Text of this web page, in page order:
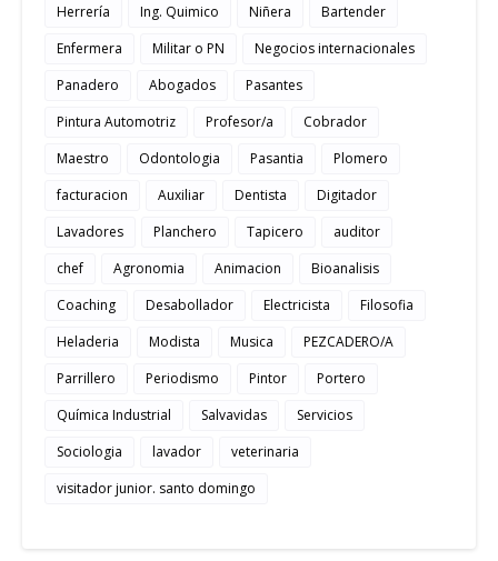
Herrería
Ing. Quimico Niñera
Bartender
Enfermera
Militar o PN
Negocios internacionales
Panadero
Abogados
Pasantes
Pintura Automotriz
Profesor/a
Cobrador
Maestro
Odontologia Pasantia
Plomero
facturacion
Auxiliar Dentista
Digitador
Lavadores
Planchero Tapicero
auditor
chef
Agronomia Animacion
Bioanalisis
Coaching
Desabollador Electricista
Filosofia
Heladeria
Modista Musica
PEZCADERO/A
Parrillero
Periodismo Pintor
Portero
Química Industrial
Salvavidas
Servicios
Sociologia
lavador
veterinaria
visitador junior. santo domingo